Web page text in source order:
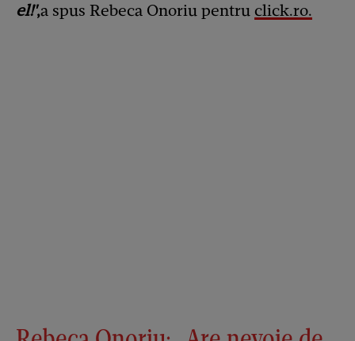
el!',a spus Rebeca Onoriu pentru click.ro.